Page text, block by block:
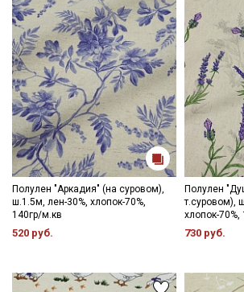
Полулен "Аркадия" (на суровом),
ш.1.5м, лен-30%, хлопок-70%,
140гр/м.кв
520 руб.
Полулен
т.суровом),
хлопок-70%,
730 руб.
Секретная рассылка от